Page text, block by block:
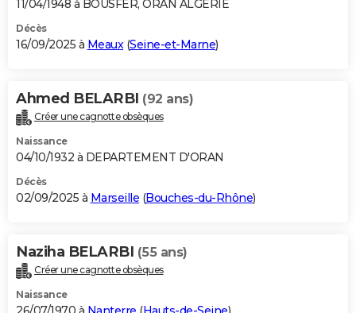
11/04/1948 à BOUSFER, ORAN ALGERIE
Décès
16/09/2025 à Meaux(Seine-et-Marne)
Ahmed BELARBI (92 ans)
Créer une cagnotte obsèques
Naissance
04/10/1932 à DEPARTEMENT D'ORAN
Décès
02/09/2025 à Marseille (Bouches-du-Rhône)
Naziha BELARBI (55 ans)
Créer une cagnotte obsèques
Naissance